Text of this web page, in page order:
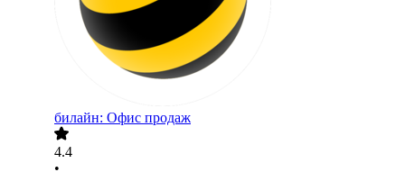
билайн: Офис продаж
4.4
•